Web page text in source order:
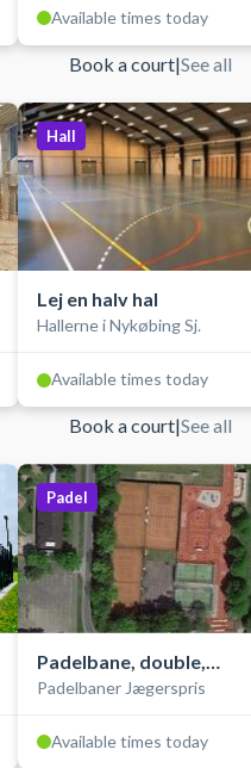
Available times today
Book a court|See all
Hall
Lej en halv hal
Hallerne i Nykøbing Sj.
Available times today
Book a court|See all
Padel
Padelbane, double,
udendørs
Padelbaner Jægerspris
Available times today